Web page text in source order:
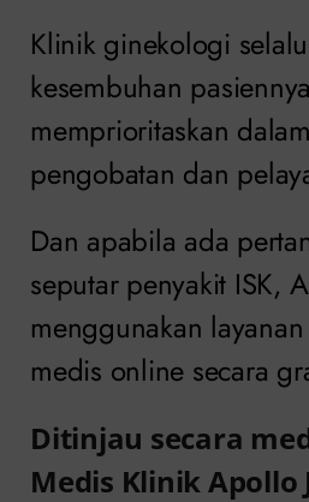
Klinik ginekologi
kesembuhan
memprioritaskan
pengobatan dan
Dan apabila ada
seputar penyakit ISK,
menggunakan
medis online secara
Ditinjau secara
Medis Klinik Apollo